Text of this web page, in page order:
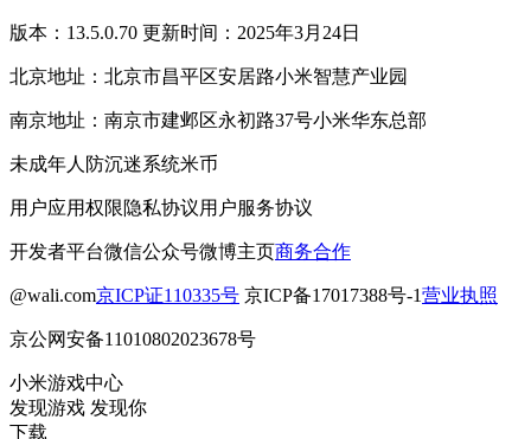
版本：13.5.0.70 更新时间：2025年3月24日
北京地址：北京市昌平区安居路小米智慧产业园
南京地址：南京市建邺区永初路37号小米华东总部
未成年人防沉迷系统米币
用户应用权限隐私协议用户服务协议
开发者平台微信公众号微博主页商务合作
@wali.com京ICP证110335号 京ICP备17017388号-1营业执照
京公网安备11010802023678号
小米游戏中心
发现游戏 发现你
下载